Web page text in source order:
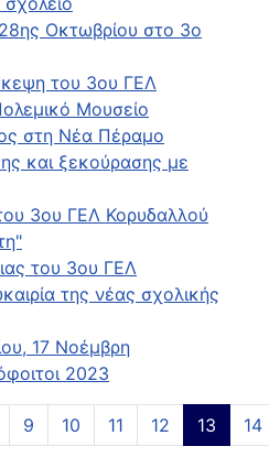
Οκτωβρίου στο 3ο
του 3ου ΓΕΛ
Μουσείο
στη Νέα Πέραμο
και ξεκούρασης με
3ου ΓΕΛ Κορυδαλλού
του 3ου ΓΕΛ
της νέας σχολικής
17 Νοέμβρη
2023
Page 13 of 15
9 10 11 12 13 14